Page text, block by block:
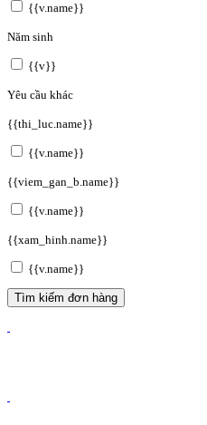
{{v.name}}
Năm sinh
{{v}}
Yêu cầu khác
{{thi_luc.name}}
{{v.name}}
{{viem_gan_b.name}}
{{v.name}}
{{xam_hinh.name}}
{{v.name}}
Tìm kiếm đơn hàng